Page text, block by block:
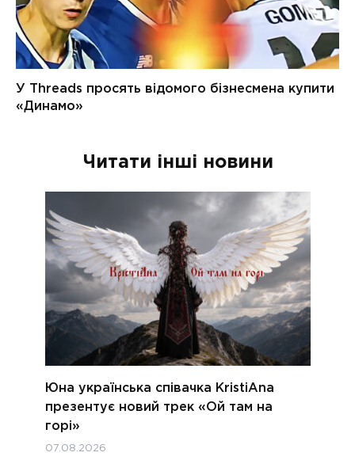
Читати інші новини
Юна українська співачка KristiAna
презентує новий трек «Ой там на
горі»
07.08.2026